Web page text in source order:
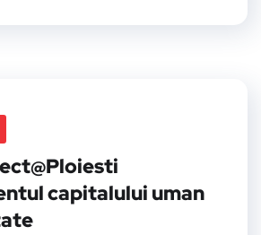
capitalului uman